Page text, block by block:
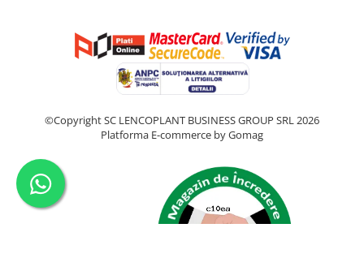
©Copyright SC LENCOPLANT BUSINESS GROUP SRL 2026
Platforma E-commerce by Gomag